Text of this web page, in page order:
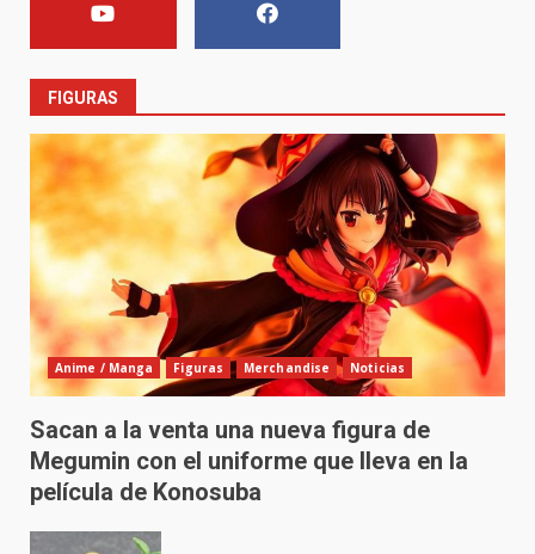
FIGURAS
Anime / Manga Figuras Merchandise Noticias
Sacan a la venta una nueva figura de
Megumin con el uniforme que lleva en la
película de Konosuba